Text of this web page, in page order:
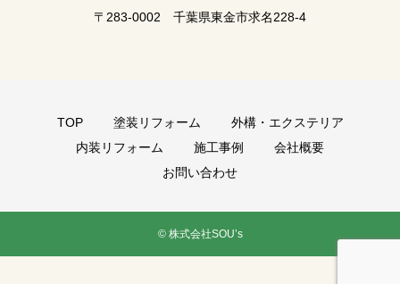
〒283-0002 千葉県東金市求名228-4
TOP 塗装リフォーム
外構・エクステリア
内装リフォーム
施工事例
会社概要
お問い合わせ
© 株式会社SOU’s